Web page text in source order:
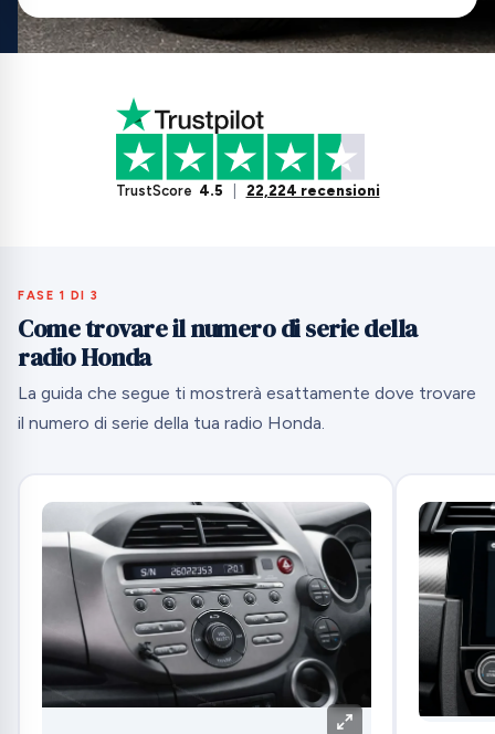
TrustScore 4.5 22,224 recensioni
FASE 1 DI 3
Come trovare il numero di serie della
radio Honda
La guida che segue ti mostrerà esattamente dove trovare
il numero di serie della tua radio Honda.